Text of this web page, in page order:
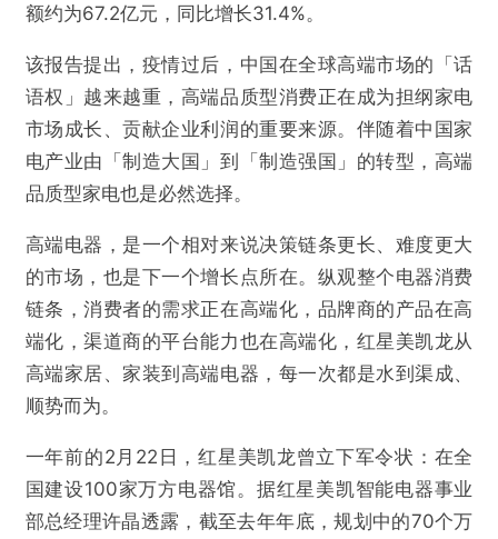
额约为67.2亿元，同比增长31.4%。
该报告提出，疫情过后，中国在全球高端市场的「话
语权」越来越重，高端品质型消费正在成为担纲家电
市场成长、贡献企业利润的重要来源。伴随着中国家
电产业由「制造大国」到「制造强国」的转型，高端
品质型家电也是必然选择。
高端电器，是一个相对来说决策链条更长、难度更大
的市场，也是下一个增长点所在。纵观整个电器消费
链条，消费者的需求正在高端化，品牌商的产品在高
端化，渠道商的平台能力也在高端化，红星美凯龙从
高端家居、家装到高端电器，每一次都是水到渠成、
顺势而为。
一年前的2月22日，红星美凯龙曾立下军令状：在全
国建设100家万方电器馆。据红星美凯智能电器事业
部总经理许晶透露，截至去年年底，规划中的70个万